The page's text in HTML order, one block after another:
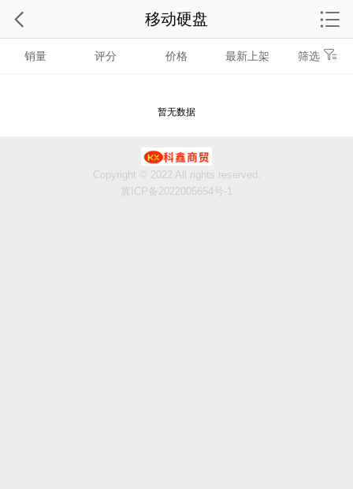
销量 评分 价格 最新上架 筛选
暂无数据
移动硬盘
Copyright © 2022 All rights reserved.
冀ICP备2022005654号-1